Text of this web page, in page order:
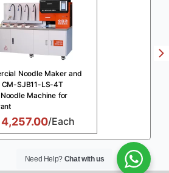
Noodle Maker and
SJB11-LS-4T
Machine for
/Each
Need Help? Chat with us